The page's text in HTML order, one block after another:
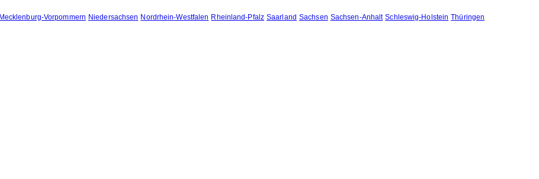
Mecklenburg-Vorpommern Niedersachsen Nordrhein-Westfalen Rheinland-Pfalz Saarland Sachsen Sachsen-Anhalt Schleswig-Holstein Thüringen